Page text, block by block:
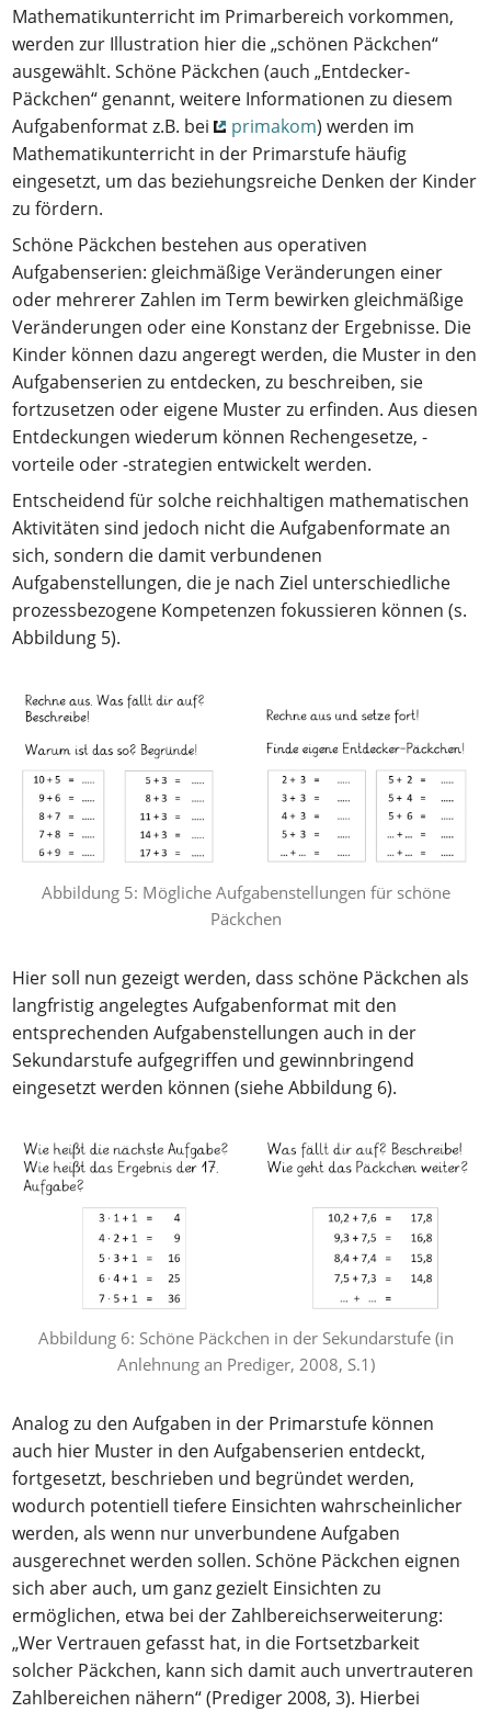
Mathematikunterricht im Primarbereich vorkommen,
werden zur Illustration hier die „schönen Päckchen“
ausgewählt. Schöne Päckchen (auch „Entdecker-
Päckchen“ genannt, weitere Informationen zu diesem
Aufgabenformat z.B. bei
primakom) werden im
Mathematikunterricht in der Primarstufe häufig
eingesetzt, um das beziehungsreiche Denken der Kinder
zu fördern.
Schöne Päckchen bestehen aus operativen
Aufgabenserien: gleichmäßige Veränderungen einer
oder mehrerer Zahlen im Term bewirken gleichmäßige
Veränderungen oder eine Konstanz der Ergebnisse. Die
Kinder können dazu angeregt werden, die Muster in den
Aufgabenserien zu entdecken, zu beschreiben, sie
fortzusetzen oder eigene Muster zu erfinden. Aus diesen
Entdeckungen wiederum können Rechengesetze, -
vorteile oder -strategien entwickelt werden.
Entscheidend für solche reichhaltigen mathematischen
Aktivitäten sind jedoch nicht die Aufgabenformate an
sich, sondern die damit verbundenen
Aufgabenstellungen, die je nach Ziel unterschiedliche
prozessbezogene Kompetenzen fokussieren können (s.
Abbildung 5).
Abbildung 5: Mögliche Aufgabenstellungen für schöne
Päckchen
Hier soll nun gezeigt werden, dass schöne Päckchen als
langfristig angelegtes Aufgabenformat mit den
entsprechenden Aufgabenstellungen auch in der
Sekundarstufe aufgegriffen und gewinnbringend
eingesetzt werden können (siehe Abbildung 6).
Abbildung 6: Schöne Päckchen in der Sekundarstufe (in
Anlehnung an Prediger, 2008, S.1)
Analog zu den Aufgaben in der Primarstufe können
auch hier Muster in den Aufgabenserien entdeckt,
fortgesetzt, beschrieben und begründet werden,
wodurch potentiell tiefere Einsichten wahrscheinlicher
werden, als wenn nur unverbundene Aufgaben
ausgerechnet werden sollen. Schöne Päckchen eignen
sich aber auch, um ganz gezielt Einsichten zu
ermöglichen, etwa bei der Zahlbereichserweiterung:
„Wer Vertrauen gefasst hat, in die Fortsetzbarkeit
solcher Päckchen, kann sich damit auch unvertrauteren
Zahlbereichen nähern“ (Prediger 2008, 3). Hierbei